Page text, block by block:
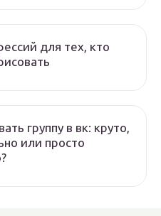
для тех, кто
группу в вк: круто,
или просто